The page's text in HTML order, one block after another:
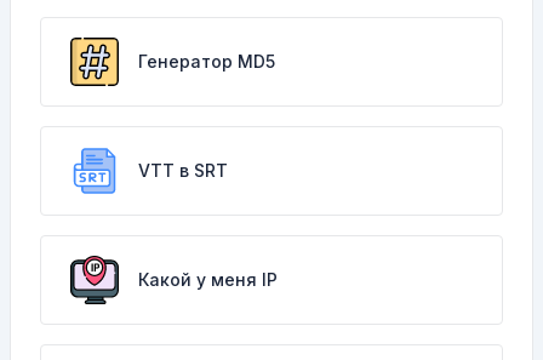
Генератор MD5
VTT в SRT
Какой у меня IP